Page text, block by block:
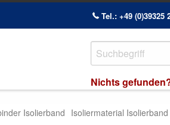
Tel.: +49 (0)39325
Nichts
Isolierband Isoliermaterial Isolierband